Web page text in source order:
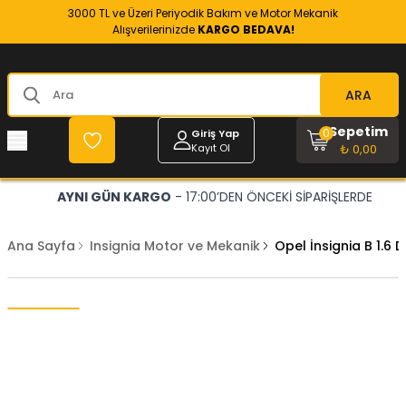
3000 TL ve Üzeri Periyodik Bakım ve Motor Mekanik
Alışverilerinizde KARGO BEDAVA!
ARA
Giriş Yap
Kayıt Ol
Sepetim
₺ 0,00
0
AYNI GÜN KARGO - 17:00’DEN ÖNCEKİ SİPARİŞLERDE
Ana Sayfa Insignia Motor ve Mekanik Opel İnsignia B 1.6